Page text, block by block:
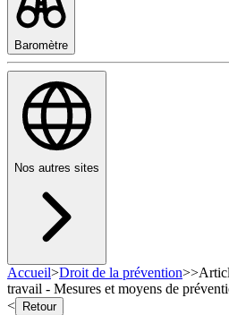
Baromètre
Nos autres sites
Accueil>Droit de la prévention>>
travail - Mesures et moyens de
<
Retour